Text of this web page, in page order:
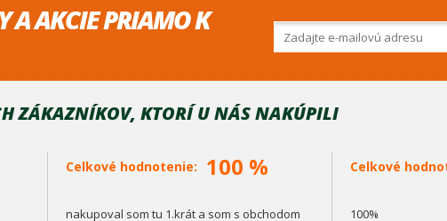
A AKCIE PRIAMO K
ZÁKAZNÍKOV, KTORÍ U NÁS NAKÚPILI
Celkové hodnotenie: 100 %
nakupoval som tu 1.krát a som s obchodom
Celkové
100%